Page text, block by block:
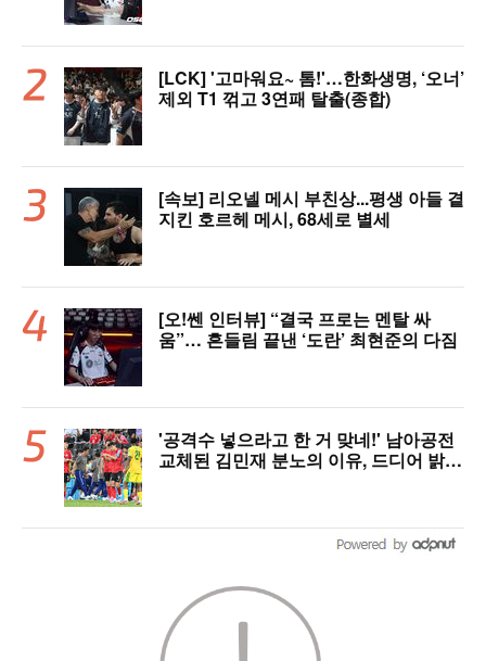
[LCK] '고마워요~ 톰!'…한화생명, ‘오너’
제외 T1 꺾고 3연패 탈출(종합)
[속보] 리오넬 메시 부친상...평생 아들 곁
지킨 호르헤 메시, 68세로 별세
[오!쎈 인터뷰] “결국 프로는 멘탈 싸
움”… 흔들림 끝낸 ‘도란’ 최현준의 다짐
'공격수 넣으라고 한 거 맞네!' 남아공전
교체된 김민재 분노의 이유, 드디어 밝혀